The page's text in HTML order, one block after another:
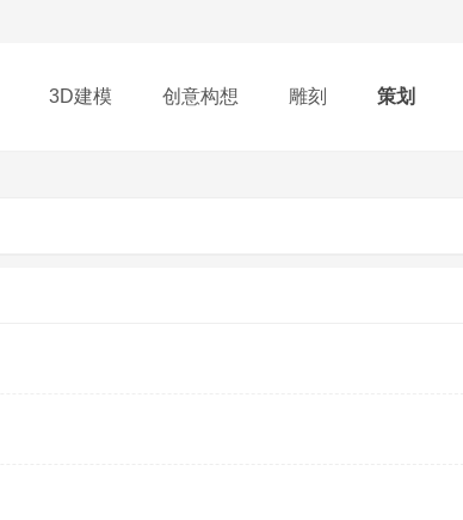
3D建模 创意构想 雕刻 策划